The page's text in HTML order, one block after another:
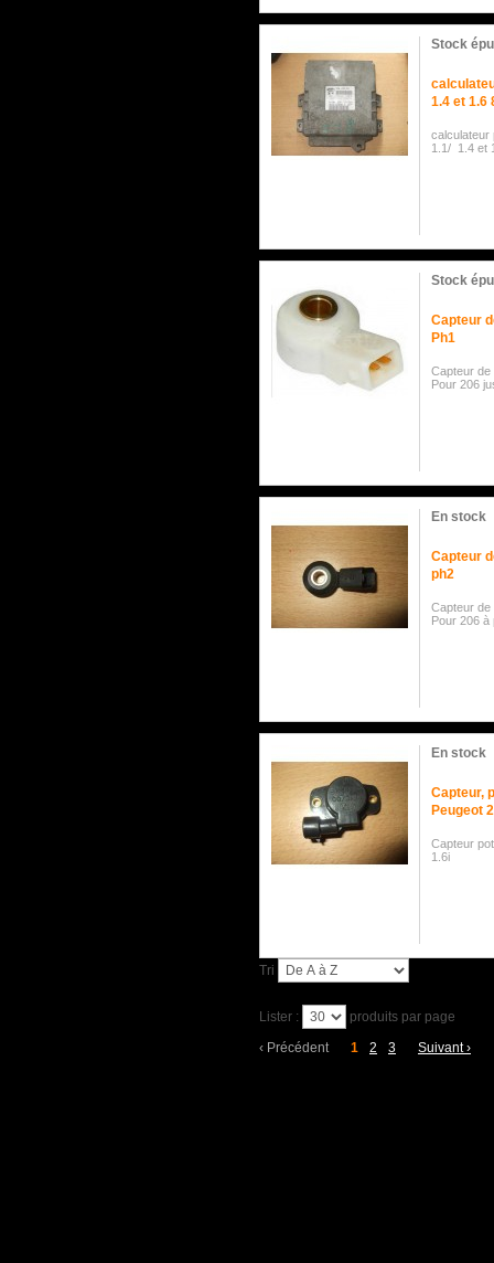
Stock
1.4 et 1.6
calculateur
1.1/ 1.4 et
Stock
Capteur
Ph1
Capteur
Pour 206
En stock
Capteur
ph2
Capteur
Pour 206 à
En stock
Capteur,
Peugeot
Capteur
1.6i
Tri
Lister :
produits par page
‹ Précédent 1 2 3 Suivant›